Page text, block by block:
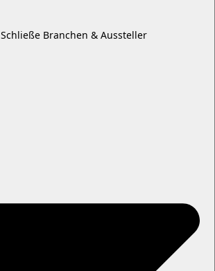
Schließe Branchen & Aussteller